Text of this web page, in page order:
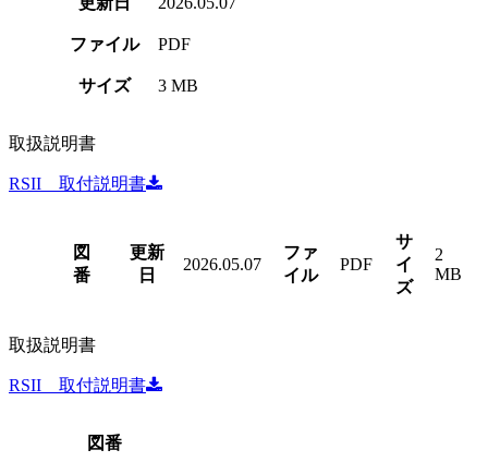
ファイル PDF
サイズ 3 MB
取扱説明書
RSII 取付説明書
図
番
更新
日
2026.05.07
ファ
イル
PDF
サ
イ
ズ
2
MB
取扱説明書
RSII 取付説明書
図番